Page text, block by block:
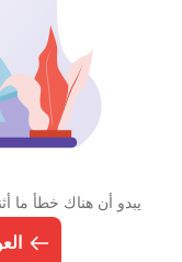
يبدو أن هناك خطأ ما